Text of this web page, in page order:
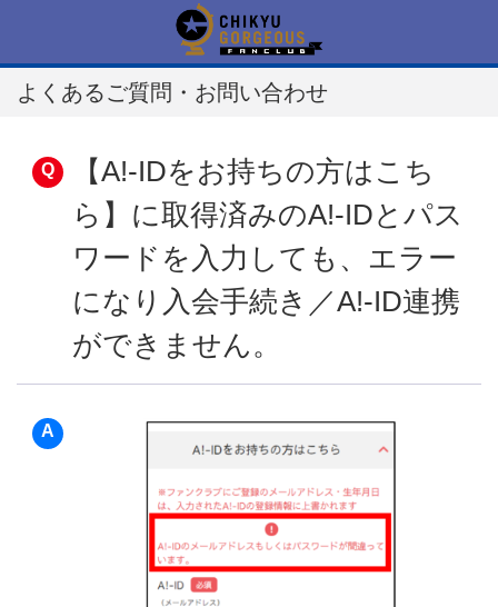
よくあるご質問・お問い合わせ
【A!-IDをお持ちの方はこち
ら】に取得済みのA!-IDとパス
ワードを入力しても、エラー
になり入会手続き／A!-ID連携
ができません。